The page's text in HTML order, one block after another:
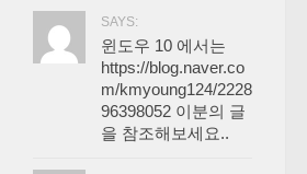
SAYS:
윈도우 10 에서는
https://blog.naver.co
m/kmyoung124/2228
96398052 이분의 글
을 참조해보세요..